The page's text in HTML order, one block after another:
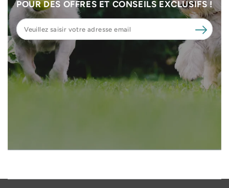
POUR DES OFFRES ET CONSEILS EXCLUSIFS !
Veuillez
saisir
votre
adresse
email